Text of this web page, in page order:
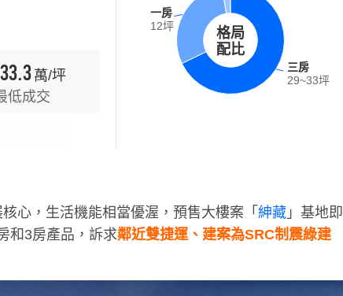
萬/坪
低成交
格局
配比
三房
29~33坪
三房
29~33坪
一房
12坪
一房
12坪
心，生活機能相當優渥，預售大樓案「 紳藏 」基地即
和3房產品，訴求鄰近雙捷運、建案為SRC制震綠建